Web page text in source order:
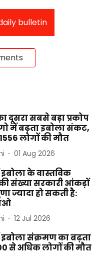
bulletin
दूसरा सबसे बड़ा प्रकोप
में बढ़ता इबोला संकट,
लोगों की मौत
01 Aug 2026
के वास्तविक
संख्या सरकारी आंकड़ों
ज्यादा हो सकती है:
12 Jul 2026
संक्रमण का बढ़ता
से अधिक लोगों की मौत